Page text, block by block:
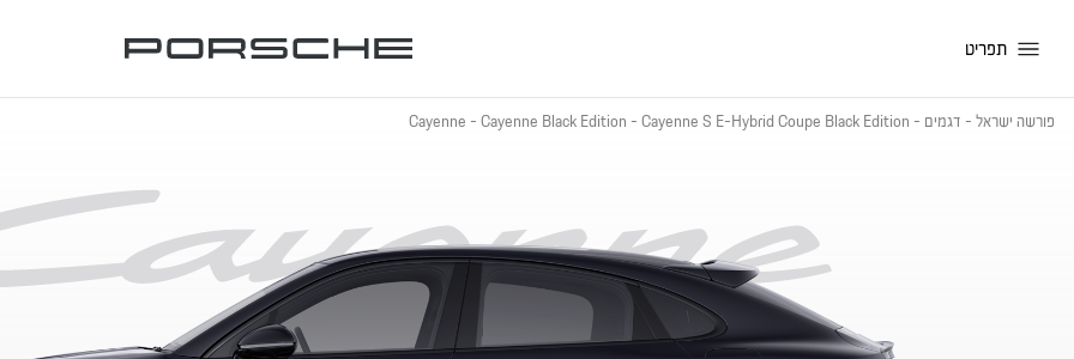
תפריט
פורשה ישראל- דגמים -
Cayenne -Cayenne Black Edition -Cayenne S E-Hybrid Coupe Black Edition